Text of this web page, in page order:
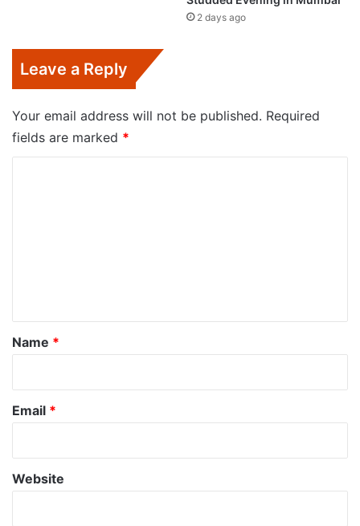
2 days ago
Leave a Reply
Your email address will not be published. Required
fields are marked *
*
Name *
Email *
Website